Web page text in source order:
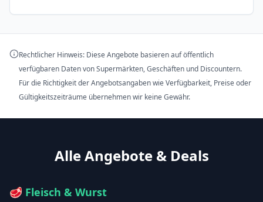
Rechtlicher Hinweis: Diese Angebote basieren auf öffentlich
verfügbaren Daten von Supermärkten, Geschäften und Discountern.
Für die Richtigkeit der Angebotsangaben wie Verfügbarkeit, Preise oder
Gültigkeitszeiträume übernehmen wir keine Gewähr.
Alle Angebote & Deals
🥩 Fleisch & Wurst